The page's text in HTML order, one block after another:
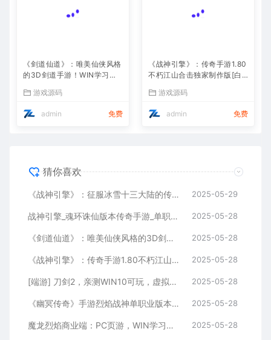
《剑道仙道》：唯美仙侠风格
的3D剑道手游！WIN学习手
视频教程全解析
游戏源码
admin 免费
《战神引擎》：传奇手游1.80
不朽江山合击独家制作版[白
游戏源码
admin 免费
猜你喜欢
《战神引擎》：征服冰雪十三大陆的传奇手游！独特职业、Win服务端，视频架设教程全攻略 2025-05-29
战神引擎_魂环诛仙版本传奇手游_单职业特色传奇手游_Win服务端_通用视频架设教程 2025-05-28
《剑道仙道》：唯美仙侠风格的3D剑道手游！WIN学习手工服务端，无IP数限制，通用视频教程全解析 2025-05-28
《战神引擎》：传奇手游1.80不朽江山合击独家制作版[白猪3]！支持安卓和iOS双端 2025-05-28
[端游] 刀剑2，亲测WIN10可玩，虚拟机一键端，有视频教程、有GM,完整商城 ，有局域网工具 2025-05-28
《幽冥传奇》手游烈焰战神单职业版本：WIN学习手工服务端通用视频教程，GM物品充值后台，适用于安卓版 2025-05-28
魔龙烈焰商业端：PC页游，WIN学习手工服务端，通用视频教程，GM工具 2025-05-28